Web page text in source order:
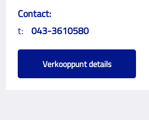
Contact:
t: 043-3610580
Verkooppunt details